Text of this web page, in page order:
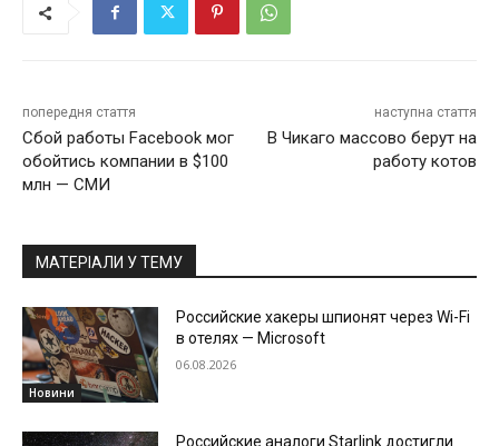
попередня стаття
Сбой работы Facebook мог
обойтись компании в $100
млн — СМИ
наступна стаття
В Чикаго массово берут на
работу котов
МАТЕРІАЛИ У ТЕМУ
Новини
Российские хакеры шпионят через Wi-Fi
в отелях — Microsoft
06.08.2026
Российские аналоги Starlink достигли